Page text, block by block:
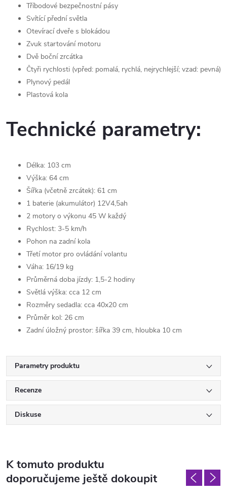
Tříbodové bezpečnostní pásy
Svítící přední světla
Otevírací dveře s blokádou
Zvuk startování motoru
Dvě boční zrcátka
Čtyři rychlosti (vpřed: pomalá, rychlá, nejrychlejší; vzad: pevná)
Plynový pedál
Plastová kola
Technické parametry:
Délka: 103 cm
Výška: 64 cm
Šířka (včetně zrcátek): 61 cm
1 baterie (akumulátor) 12V4,5ah
2 motory o výkonu 45 W každý
Rychlost: 3-5 km/h
Pohon na zadní kola
Třetí motor pro ovládání volantu
Váha: 16/19 kg
Průměrná doba jízdy: 1,5-2 hodiny
Světlá výška: cca 12 cm
Rozměry sedadla: cca 40x20 cm
Průměr kol: 26 cm
Zadní úložný prostor: šířka 39 cm, hloubka 10 cm
Parametry produktu
Recenze
Diskuse
K tomuto produktu
doporučujeme ještě dokoupit